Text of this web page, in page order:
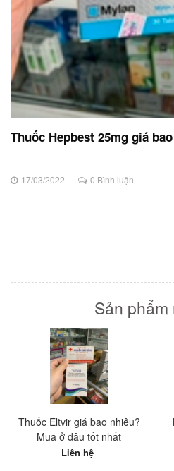
Thuốc Hepbest 25mg giá
17/03/2022 0 Bình luận
Sản phẩm
Thuốc Eltvir giá bao nhiêu?
Mua ở đâu tốt nhất
Liên hệ